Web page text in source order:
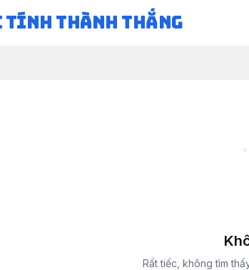
Tính Thành Thắng
Rất tiếc, không tìm